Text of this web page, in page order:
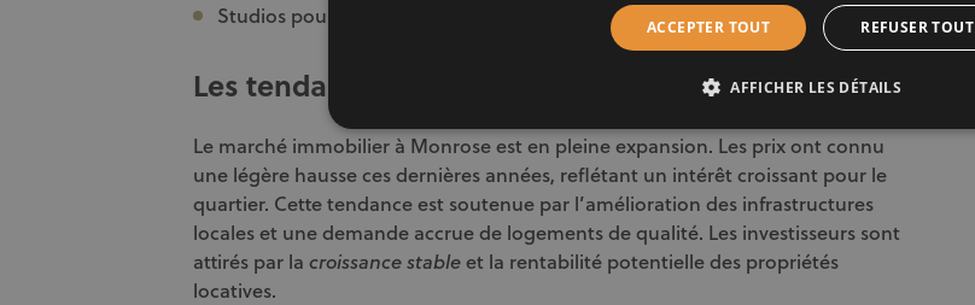
Studios pour étudiants ou jeunes actifs
Les tendances actuelles du marché immobilier
Le marché immobilier à Monrose est en pleine expansion. Les prix ont connu
une légère hausse ces dernières années, reflétant un intérêt croissant pour le
quartier. Cette tendance est soutenue par l’amélioration des infrastructures
locales et une demande accrue de logements de qualité. Les investisseurs sont
attirés par lacroissance stableet la rentabilité potentielle des propriétés
locatives.
ACCEPTER TOUT REFUSER TOUT
AFFICHER LES DÉTAILS